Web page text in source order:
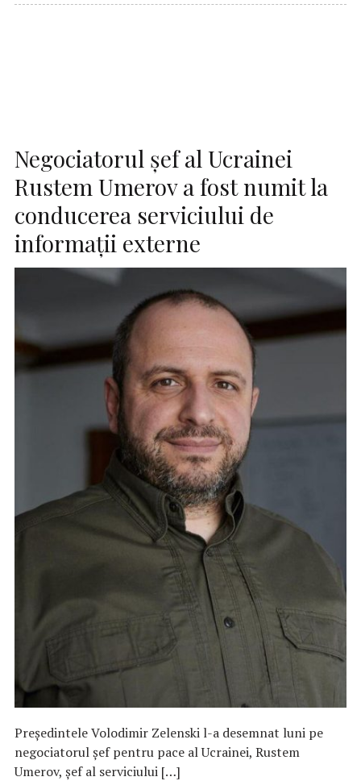
Negociatorul şef al Ucrainei
Rustem Umerov a fost numit la
conducerea serviciului de
informaţii externe
Preşedintele Volodimir Zelenski l-a desemnat luni pe
negociatorul şef pentru pace al Ucrainei, Rustem
Umerov, şef al serviciului […]